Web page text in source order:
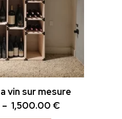
vin sur mesure
– 1,500.00 €Plage
peuvent
être
choisies
sur
la
page
produit